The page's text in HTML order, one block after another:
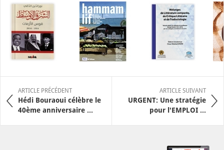
ARTICLE PRÉCÉDENT
Hédi Bouraoui célèbre le
40ème anniversaire ...
ARTICLE SUIVANT
URGENT: Une stratégie
pour l'EMPLOI ...